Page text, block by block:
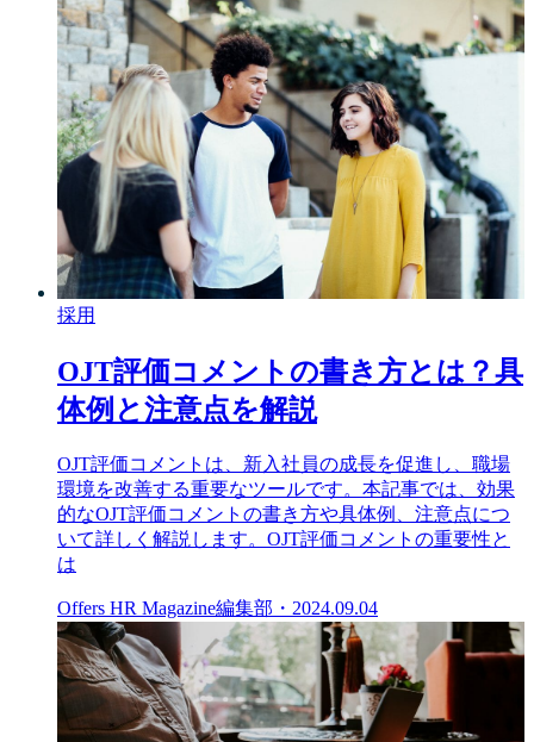
採用
OJT評価コメントの書き方とは？具
体例と注意点を解説
OJT評価コメントは、新入社員の成長を促進し、職場
環境を改善する重要なツールです。本記事では、効果
的なOJT評価コメントの書き方や具体例、注意点につ
いて詳しく解説します。OJT評価コメントの重要性と
は
Offers HR Magazine編集部 ・ 2024.09.04